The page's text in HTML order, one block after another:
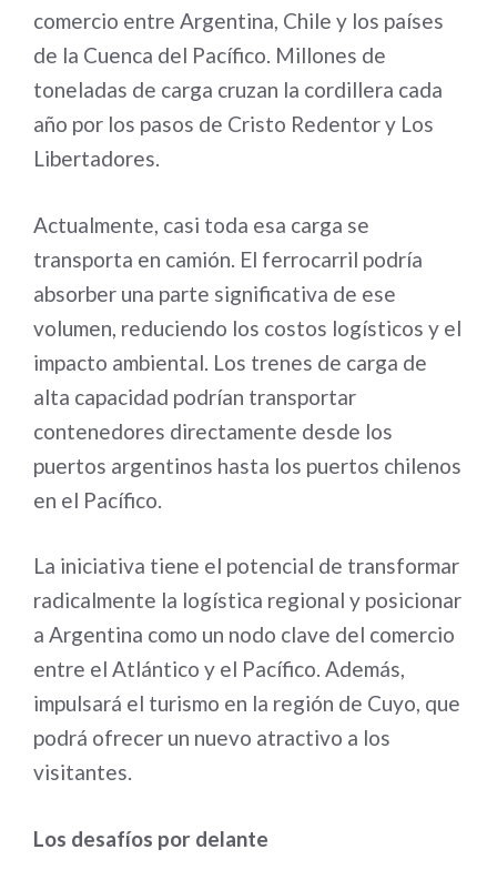
comercio entre Argentina, Chile y los países
de la Cuenca del Pacífico. Millones de
toneladas de carga cruzan la cordillera cada
año por los pasos de Cristo Redentor y Los
Libertadores.
Actualmente, casi toda esa carga se
transporta en camión. El ferrocarril podría
absorber una parte significativa de ese
volumen, reduciendo los costos logísticos y el
impacto ambiental. Los trenes de carga de
alta capacidad podrían transportar
contenedores directamente desde los
puertos argentinos hasta los puertos chilenos
en el Pacífico.
La iniciativa tiene el potencial de transformar
radicalmente la logística regional y posicionar
a Argentina como un nodo clave del comercio
entre el Atlántico y el Pacífico. Además,
impulsará el turismo en la región de Cuyo, que
podrá ofrecer un nuevo atractivo a los
visitantes.
Los desafíos por delante